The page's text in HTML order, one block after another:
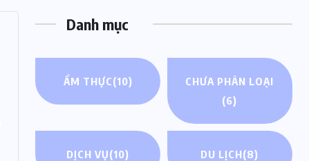
Danh mục
ẨM THỰC(10)
CHƯA PHÂN LOẠI
(6)
DỊCH VỤ(10) DU LỊCH(8)